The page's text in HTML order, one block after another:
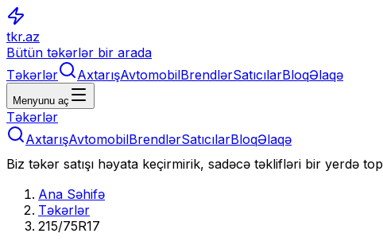
tkr.az
Bütün təkərlər bir arada
Təkərlər
AxtarışAvtomobilBrendlərSatıcılarBloqƏlaqə
Menyunu aç
Təkərlər
AxtarışAvtomobilBrendlərSatıcılarBloqƏlaqə
Biz təkər satışı həyata keçirmirik, sadəcə təklifləri bir yerdə
Ana Səhifə
Təkərlər
215/75R17